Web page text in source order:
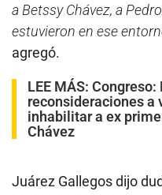
a Betssy Chávez, a
estuvieron en ese
agregó.
LEE MÁS: Congreso:
reconsideraciones a
inhabilitar a ex
Chávez
Juárez Gallegos dijo